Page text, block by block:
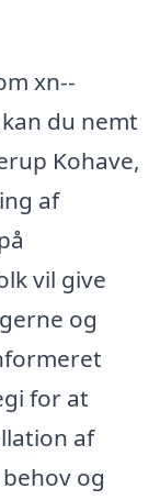
xn--
du nemt
Kohave,
af
vil give
og
for at
af
og